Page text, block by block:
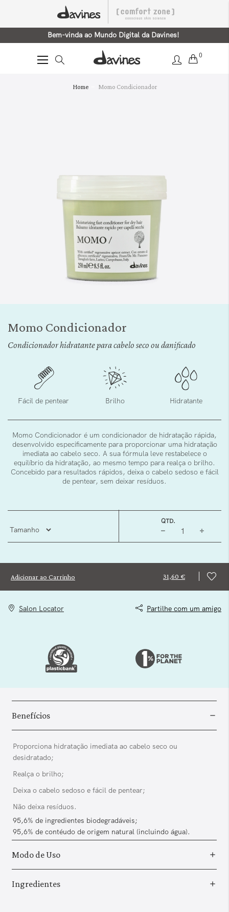
Bem-vinda ao Mundo Digital da Davines!
Alternar
0
Home Momo Condicionador
início
Momo Condicionador
Condicionador hidratante para cabelo seco ou danificado
Fácil de pentear Brilho Hidratante
Momo Condicionador é um condicionador de hidratação rápida,
desenvolvido especificamente para proporcionar uma hidratação
imediata ao cabelo seco. A sua fórmula leve restabelece o
equilíbrio da hidratação, ao mesmo tempo para realça o brilho.
Concebido para resultados rápidos, deixa o cabelo sedoso e fácil
de pentear, sem deixar resíduos.
QTD.
Adicionar ao Carrinho 31,60 €
Salon Locator Partilhe com um amigo
Benefícios
Proporciona hidratação imediata ao cabelo seco ou
desidratado;
Realça o brilho;
Deixa o cabelo sedoso e fácil de pentear;
Não deixa resíduos.
95,6% de ingredientes biodegradáveis;
95,6% de contéudo de origem natural (incluindo água).
Modo de Uso
Ingredientes